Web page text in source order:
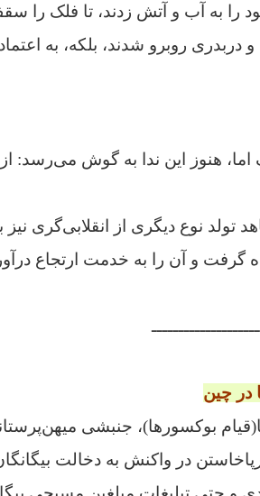
را به آب و آتش زدند، تا فلک را
و دربدری روبرو شدند، بلکه، به
اما، هنوز این ندا به گوش
تولد نوع دیگری از انقلابی‌گری نیز
گرفت و آن را به خدمت ارتجاع
چین
در واکنش به دخالت